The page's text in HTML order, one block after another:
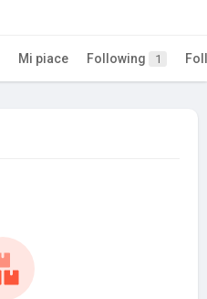
Mi piace Following 1